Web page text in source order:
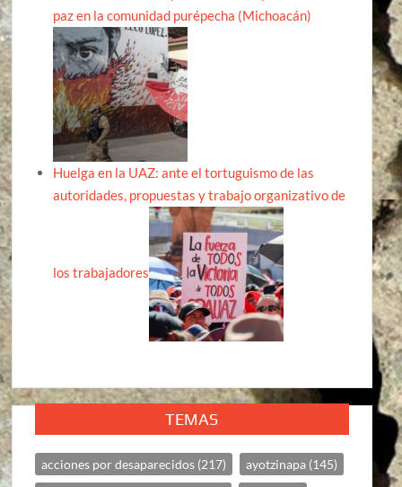
paz en la comunidad purépecha (Michoacán)
Huelga en la UAZ: ante el tortuguismo de las
autoridades, propuestas y trabajo organizativo de
los trabajadores
TEMAS
acciones por desaparecidos (217) ayotzinapa (145)